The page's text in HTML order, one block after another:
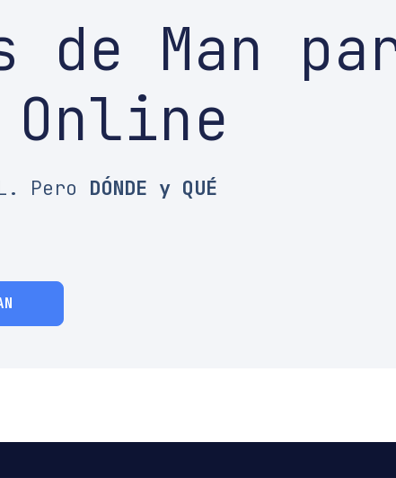
de Man
Online
Pero DÓNDE y QUÉ